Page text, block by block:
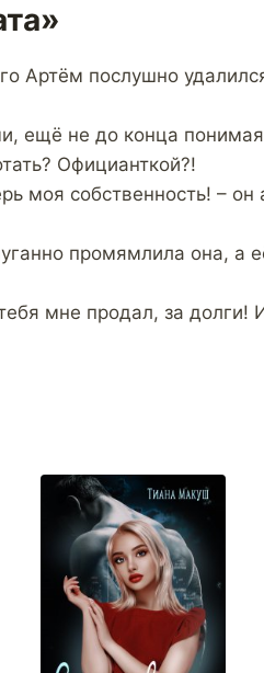
Артём послушно
ещё не до конца понимая
Официанткой?!
моя собственность! – он
промямлила она, а
мне продал, за долги!